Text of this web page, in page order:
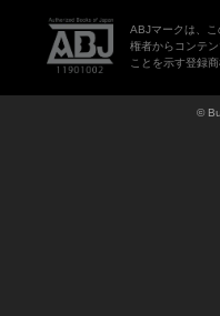
ABJマークは、
権者からコンテ
ことを示す登録
©